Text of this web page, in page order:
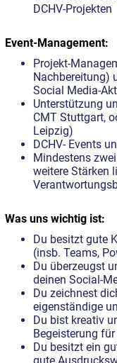
DCHV-Projekten
Event-Management:
Projekt-
Nachbereitung)
Social Media-
Unterstützung
CMT Stuttgart,
Leipzig)
DCHV- Events
Mindestens
weitere Stärken
Was uns wichtig ist:
Du besitzt gute
(insb. Teams,
Du überzeugst
deinen Social-
Du zeichnest
eigenständige
Du bist kreativ
Begeisterung
Du besitzt ein
gute